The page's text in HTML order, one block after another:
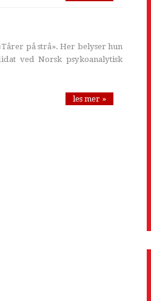
på strå». Her belyser hun
ved Norsk psykoanalytisk
les mer »